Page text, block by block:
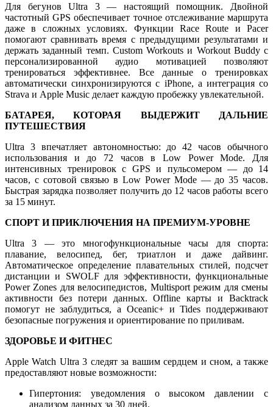
Для бегунов Ultra 3 — настоящий помощник. Двойной
частотный GPS обеспечивает точное отслеживание маршрута
даже в сложных условиях. Функции Race Route и Pacer
помогают сравнивать время с предыдущими результатами и
держать заданный темп. Custom Workouts и Workout Buddy с
персонализированной аудио мотивацией позволяют
тренироваться эффективнее. Все данные о тренировках
автоматически синхронизируются с iPhone, а интеграция со
Strava и Apple Music делает каждую пробежку увлекательной.
БАТАРЕЯ, КОТОРАЯ ВЫДЕРЖИТ ДАЛЬНИЕ
ПУТЕШЕСТВИЯ
Ultra 3 впечатляет автономностью: до 42 часов обычного
использования и до 72 часов в Low Power Mode. Для
интенсивных тренировок с GPS и пульсомером — до 14
часов, с сотовой связью в Low Power Mode — до 35 часов.
Быстрая зарядка позволяет получить до 12 часов работы всего
за 15 минут.
СПОРТ И ПРИКЛЮЧЕНИЯ НА ПРЕМИУМ-УРОВНЕ
Ultra 3 — это многофункциональные часы для спорта:
плавание, велосипед, бег, триатлон и даже дайвинг.
Автоматическое определение плавательных стилей, подсчет
дистанции и SWOLF для эффективности, функциональные
Power Zones для велосипедистов, Multisport режим для смены
активности без потери данных. Offline карты и Backtrack
помогут не заблудиться, а Oceanic+ и Tides поддерживают
безопасные погружения и ориентирование по приливам.
ЗДОРОВЬЕ И ФИТНЕС
Apple Watch Ultra 3 следят за вашим сердцем и сном, а также
предоставляют новые возможности:
Гипертония: уведомления о высоком давлении с
анализом данных за 30 дней.